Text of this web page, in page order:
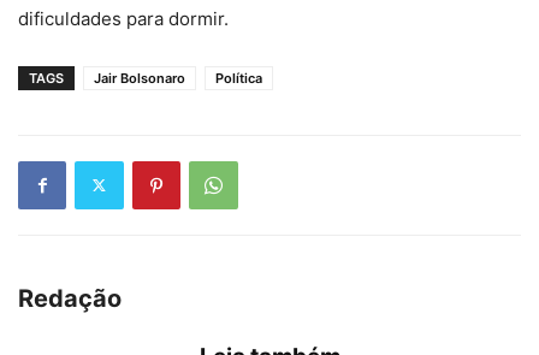
dificuldades para dormir.
TAGS Jair Bolsonaro Política
Redação